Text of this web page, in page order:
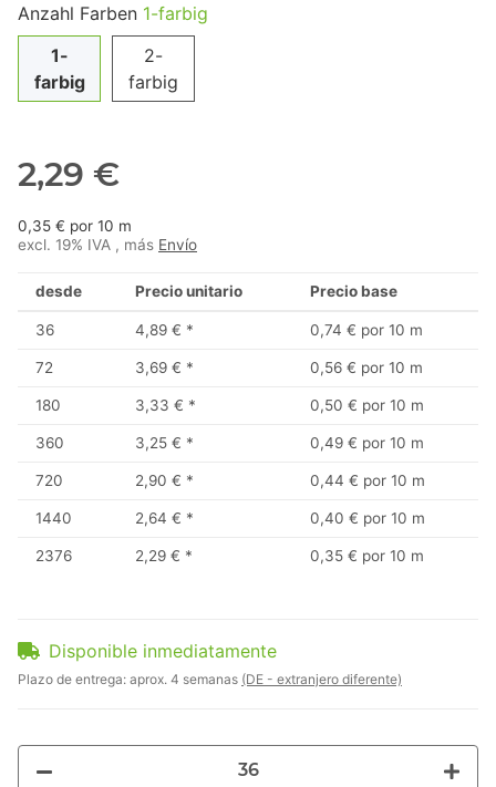
Anzahl Farben 1-farbig
1-
farbig
2-
farbig
2,29 €
0,35 € por 10 m
excl. 19% IVA , más Envío
desde Precio unitario Precio base
36 4,89 € * 0,74 € por 10 m
72 3,69 € * 0,56 € por 10 m
180 3,33 € * 0,50 € por 10 m
360 3,25 € * 0,49 € por 10 m
720 2,90 € * 0,44 € por 10 m
1440 2,64 € * 0,40 € por 10 m
2376 2,29 € * 0,35 € por 10 m
Disponible inmediatamente
Plazo de entrega: aprox. 4 semanas (DE - extranjero diferente)